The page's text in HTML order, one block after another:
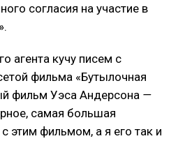
согласия на участие в
агента кучу писем с
фильма «Бутылочная
фильм Уэса Андерсона —
самая большая
этим фильмом, а я его так и